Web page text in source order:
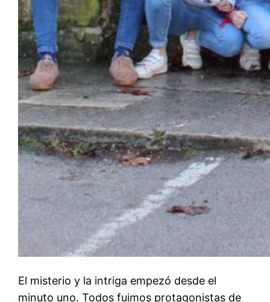
El misterio y la intriga empezó desde el
minuto uno. Todos fuimos protagonistas de